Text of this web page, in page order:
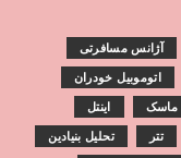
آژانس مسافرتی
اتوموبیل خودران
ماسک اینتل
تتر تحلیل بنیادین